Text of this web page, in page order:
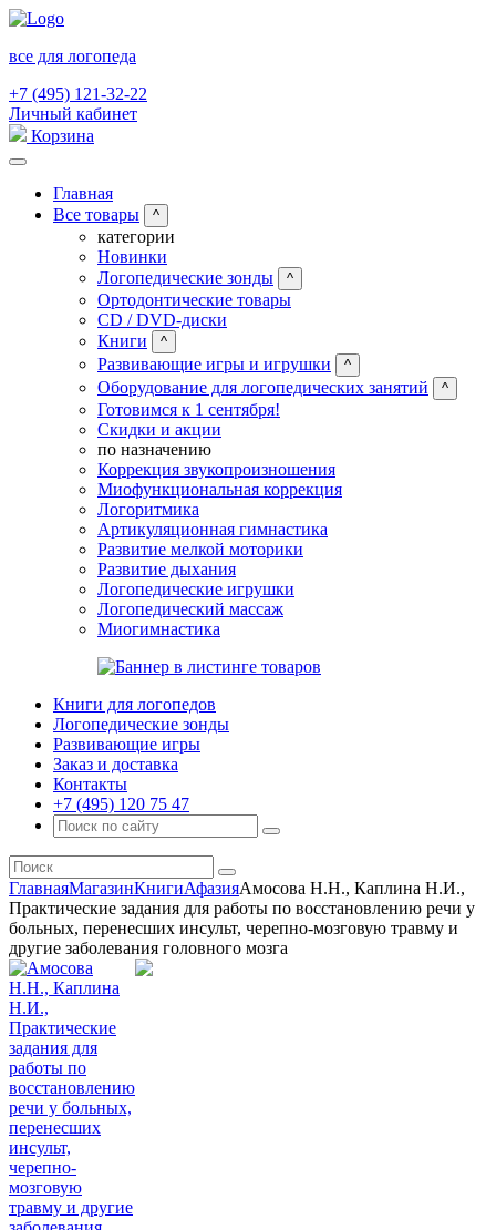
все для логопеда
+7 (495) 121-32-22
Личный кабинет
Корзина
Главная
Все товары
^
категории
Новинки
Логопедические зонды
^
Ортодонтические товары
CD / DVD-диски
Книги
^
Развивающие игры и игрушки ^
Оборудование для логопедических занятий ^
Готовимся к 1 сентября!
Скидки и акции
по назначению
Коррекция звукопроизношения
Миофункциональная коррекция
Логоритмика
Артикуляционная гимнастика
Развитие мелкой моторики
Развитие дыхания
Логопедические игрушки
Логопедический массаж
Миогимнастика
Книги для логопедов
Логопедические зонды
Развивающие игры
Заказ и доставка
Контакты
+7 (495) 120 75 47
ГлавнаяМагазинКнигиАфазияАмосова Н.Н., Каплина Н.И.,
Практические задания для работы по восстановлению речи у
больных, перенесших инсульт, черепно-мозговую травму и
другие заболевания головного мозга